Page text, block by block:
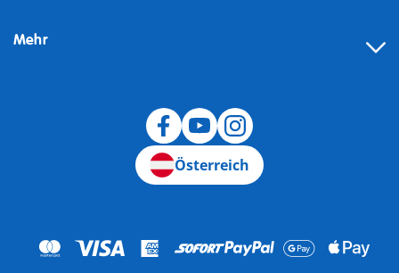
Mehr
Österreich